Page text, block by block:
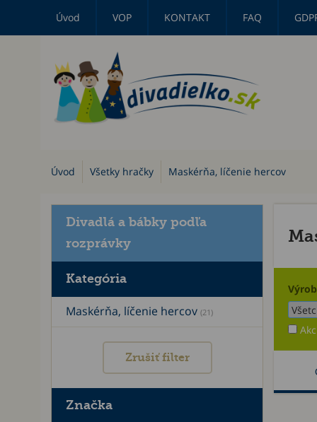
Úvod VOP KONTAKT FAQ
Úvod Všetky hračky Maskérňa, líčenie hercov
Divadlá a bábky podľa
rozprávky
Kategória
Maskérňa, líčenie hercov (21)
Zrušiť filter
Značka